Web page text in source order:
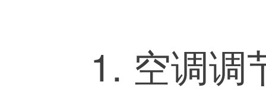
1. 空调调